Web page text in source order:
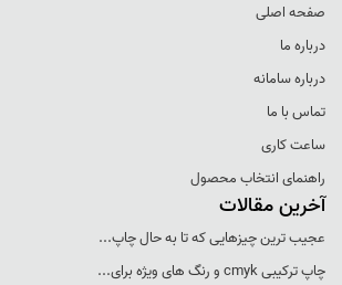
صفحه اصلی
درباره ما
درباره سامانه
تماس با ما
ساعت کاری
راهنمای انتخاب محصول
آخرین مقالات
عجيب ترين چيزهايی که تا به حال چاپ...
چاپ ترکيبی cmyk و رنگ های ويژه برای...